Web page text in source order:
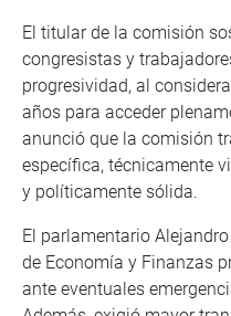
El titular de la comisión
congresistas y
progresividad, al
años para acceder
anunció que la comisión
específica, técnicamente
y políticamente sólida.
El parlamentario
de Economía y Finanzas
ante eventuales